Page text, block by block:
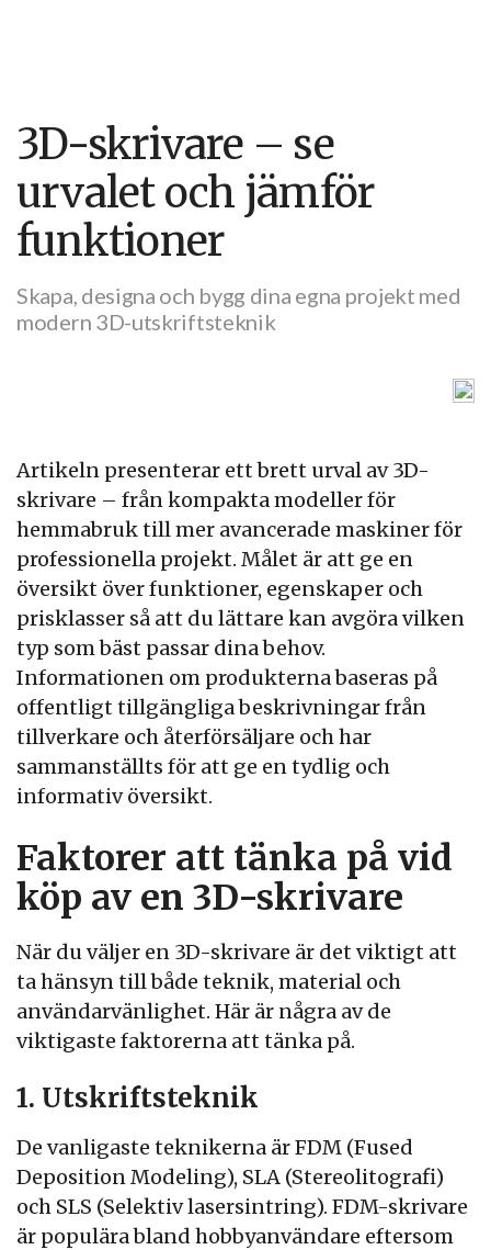
3D-skrivare – se
urvalet och jämför
funktioner
Skapa, designa och bygg dina egna projekt med
modern 3D-utskriftsteknik
Artikeln presenterar ett brett urval av 3D-
skrivare – från kompakta modeller för
hemmabruk till mer avancerade maskiner för
professionella projekt. Målet är att ge en
översikt över funktioner, egenskaper och
prisklasser så att du lättare kan avgöra vilken
typ som bäst passar dina behov.
Informationen om produkterna baseras på
offentligt tillgängliga beskrivningar från
tillverkare och återförsäljare och har
sammanställts för att ge en tydlig och
informativ översikt.
Faktorer att tänka på vid
köp av en 3D-skrivare
När du väljer en 3D-skrivare är det viktigt att
ta hänsyn till både teknik, material och
användarvänlighet. Här är några av de
viktigaste faktorerna att tänka på.
1. Utskriftsteknik
De vanligaste teknikerna är FDM (Fused
Deposition Modeling), SLA (Stereolitografi)
och SLS (Selektiv lasersintring). FDM-skrivare
är populära bland hobbyanvändare eftersom